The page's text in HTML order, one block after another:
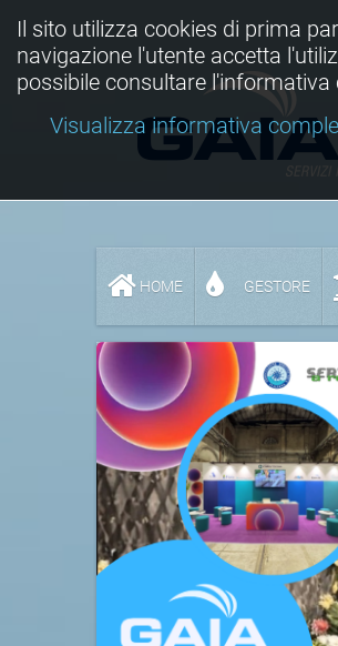
HOME GESTORE
Il sito utilizza cookies di prima
navigazione l'utente accetta
possibile consultare l'informativa
Visualizza informativa